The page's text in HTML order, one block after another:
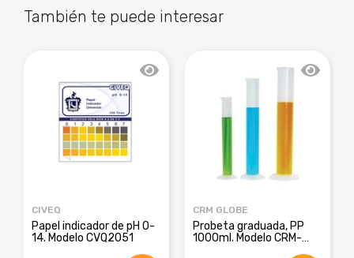
También te puede interesar
CIVEQ
Papel indicador de pH 0-
14. Modelo CVQ2051
CRM GLOBE
Probeta graduada, PP
1000ml. Modelo CRM-